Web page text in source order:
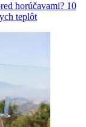
horúčavami? 10
teplôt